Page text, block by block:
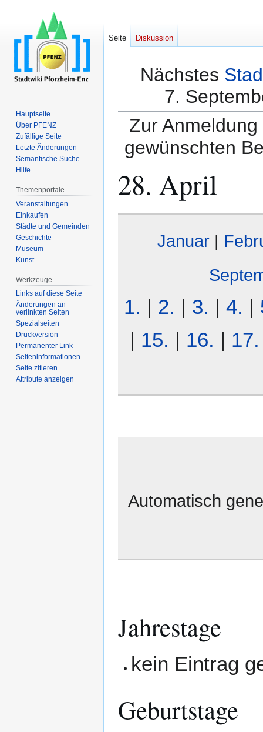
Nächstes
7.
Zur
gewünschten
28. April
Januar |
1. | 2. | 3. | 4. |
| 15. | 16. | 17.
Automatisch
Jahrestage
kein Eintrag
Geburtstage
Seite Diskussion
Hauptseite
Über PFENZ
Zufällige Seite
Letzte Änderungen
Semantische Suche
Hilfe
Themenportale
Veranstaltungen
Einkaufen
Städte und Gemeinden
Geschichte
Museum
Kunst
Werkzeuge
Links auf diese Seite
Änderungen an
verlinkten Seiten
Spezialseiten
Druckversion
Permanenter Link
Seiten­­informationen
Seite zitieren
Attribute anzeigen